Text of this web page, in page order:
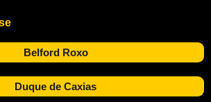
Belford Roxo
Duque de Caxias